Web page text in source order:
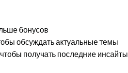
бонусов
обсуждать актуальные темы
получать последние инсайты